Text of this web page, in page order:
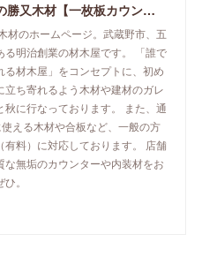
東京・吉祥寺の勝又木材【一枚板カウンター】
材のホームページ。武蔵野市、五
る明治創業の材木屋です。 「誰で
る材木屋」をコンセプトに、初め
立ち寄れるよう木材や建材のガレ
秋に行なっております。 また、通
える木材や合板など、一般の方
有料）に対応しております。 店舗
な無垢のカウンターや内装材をお
。